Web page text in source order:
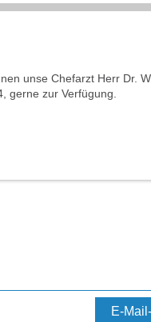
unse Chefarzt Herr Dr.
gerne zur Verfügung.
E-